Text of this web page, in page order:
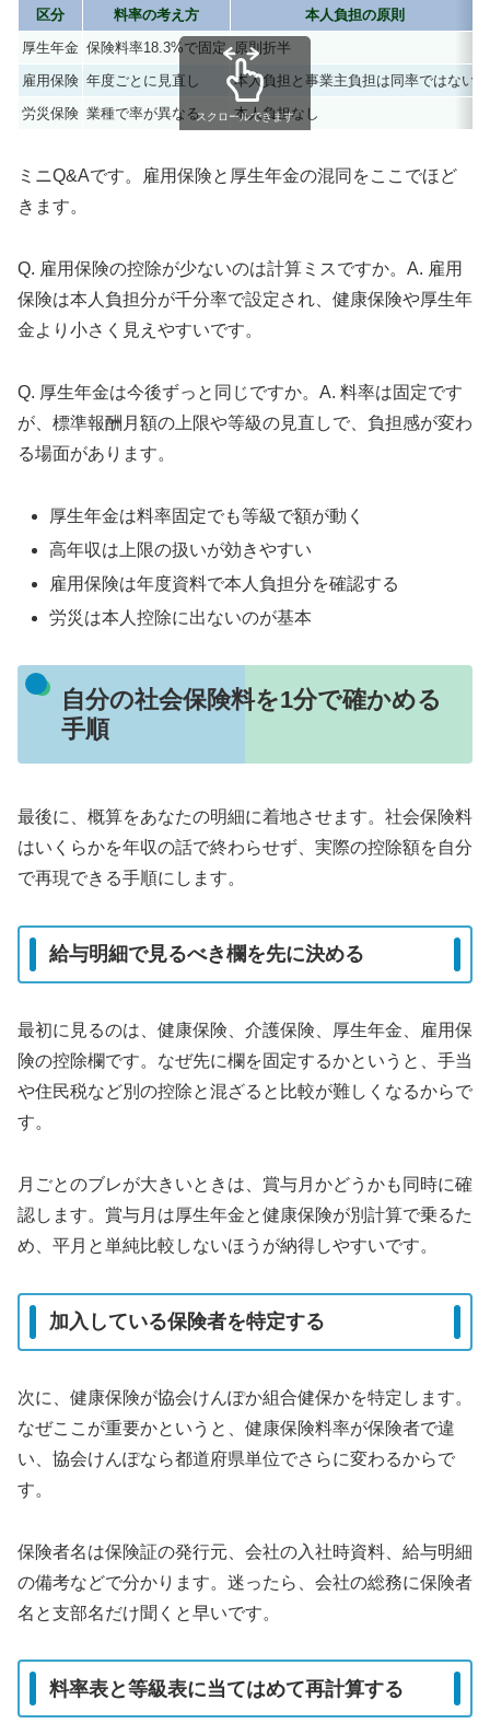
区分 料率の考え方
本人負担の原則
厚生年金 保険料率18.3%で固定 原則折半
雇用保険 年度ごとに見直し 本人負担と事業主負担は同率ではない
労災保険 業種で率が異なる 本人負担なし
スクロールできます
ミニQ&Aです。雇用保険と厚生年金の混同をここでほど
きます。
Q. 雇用保険の控除が少ないのは計算ミスですか。A. 雇用
保険は本人負担分が千分率で設定され、健康保険や厚生年
金より小さく見えやすいです。
Q. 厚生年金は今後ずっと同じですか。A. 料率は固定です
が、標準報酬月額の上限や等級の見直しで、負担感が変わ
る場面があります。
厚生年金は料率固定でも等級で額が動く
高年収は上限の扱いが効きやすい
雇用保険は年度資料で本人負担分を確認する
労災は本人控除に出ないのが基本
自分の社会保険料を1分で確かめる
手順
最後に、概算をあなたの明細に着地させます。社会保険料
はいくらかを年収の話で終わらせず、実際の控除額を自分
で再現できる手順にします。
給与明細で見るべき欄を先に決める
最初に見るのは、健康保険、介護保険、厚生年金、雇用保
険の控除欄です。なぜ先に欄を固定するかというと、手当
や住民税など別の控除と混ざると比較が難しくなるからで
す。
月ごとのブレが大きいときは、賞与月かどうかも同時に確
認します。賞与月は厚生年金と健康保険が別計算で乗るた
め、平月と単純比較しないほうが納得しやすいです。
加入している保険者を特定する
次に、健康保険が協会けんぽか組合健保かを特定します。
なぜここが重要かというと、健康保険料率が保険者で違
い、協会けんぽなら都道府県単位でさらに変わるからで
す。
保険者名は保険証の発行元、会社の入社時資料、給与明細
の備考などで分かります。迷ったら、会社の総務に保険者
名と支部名だけ聞くと早いです。
料率表と等級表に当てはめて再計算する